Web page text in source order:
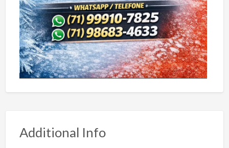
Additional Info